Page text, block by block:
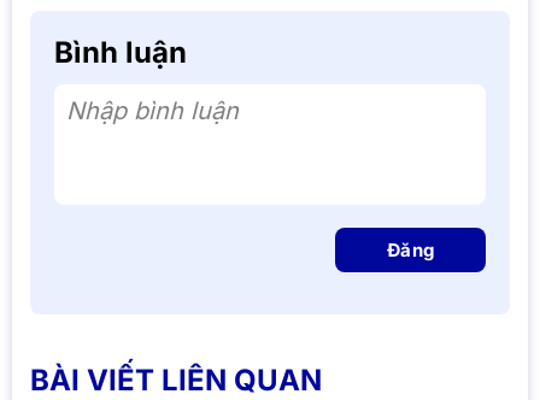
Bình luận
Nhập bình luận
Đăng
BÀI VIẾT LIÊN QUAN